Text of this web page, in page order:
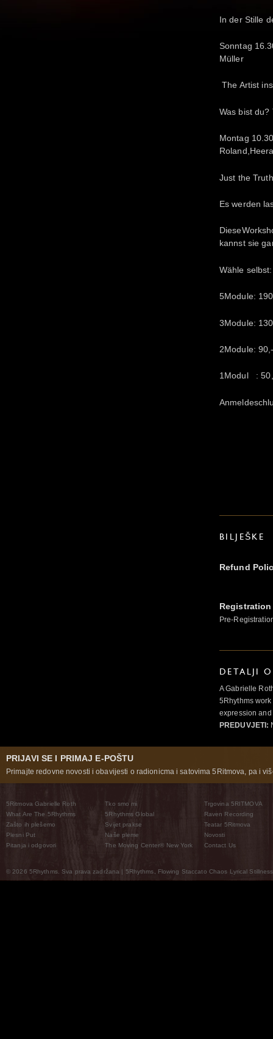
In der Stille
Müller
The
Was bist du?
Montag
Just
Es werden
kannst sie
Wähle selbst:
5Module:
3Module:
2Module:
1Modul :
BILJEŠKE
Refund
Pre-
DETALJI
A Gabrielle
5Rhythms
expression
PREDUVJETI:
PRIJAVI SE I PRIMAJ E-POŠTU
Primajte redovne novosti i obavijesti o radionicma i satovima 5Ritmova, pa i
5Ritmova Gabrielle Roth
What Are The 5Rhythms
Zašto ih plešemo
Plesni Put
Pitanja i odgovori
Tko smo mi
5Rhythms Global
Svijet prakse
Naše pleme
The Moving Center® New York
Trgovina 5RITMOVA
Raven Recording
Teatar 5Ritmova
Novosti
Contact Us
© 2026 5Rhythms. Sva prava zadržana | 5Rhythms, Flowing Staccato Chaos Lyrical